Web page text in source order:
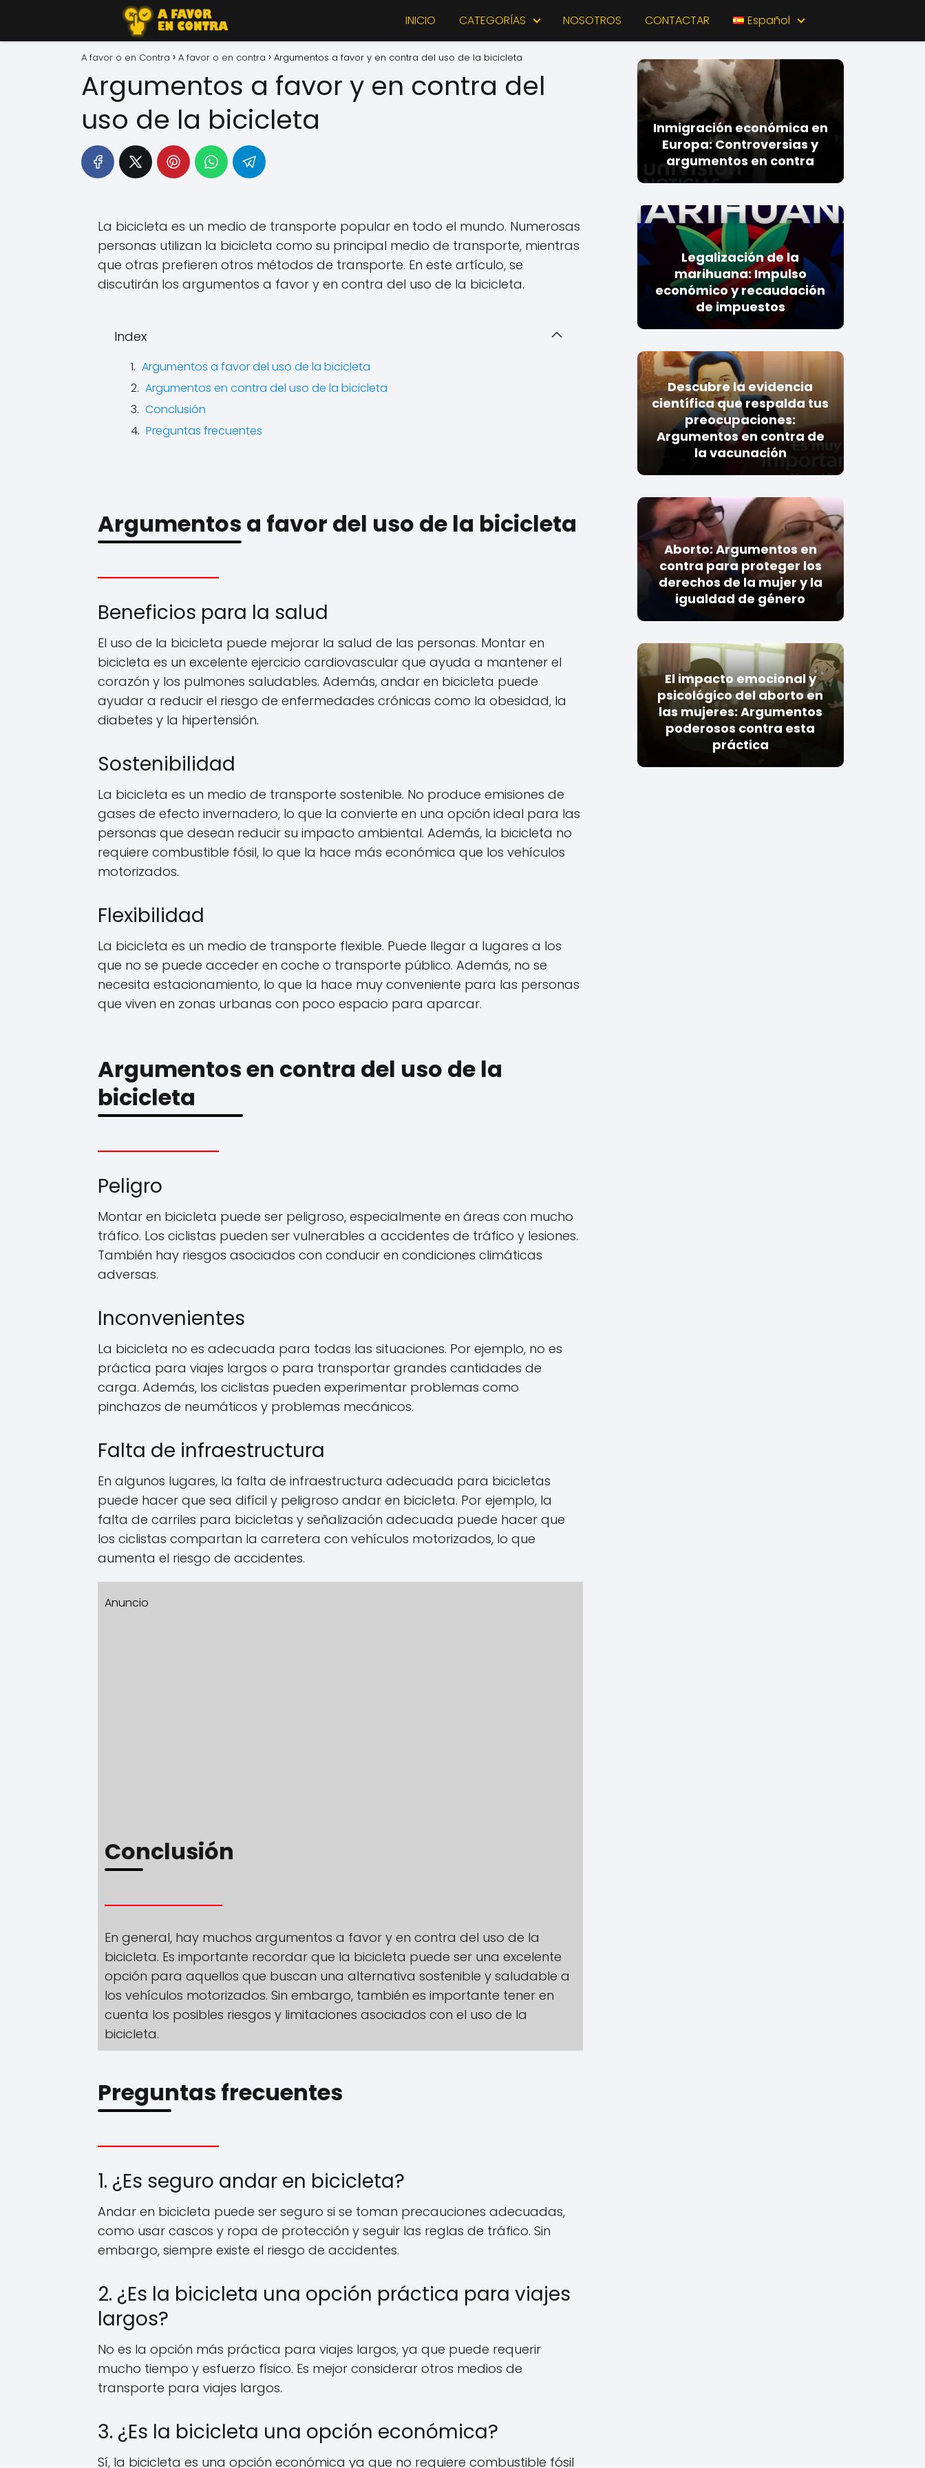
INICIO CATEGORÍAS NOSOTROS CONTACTAR Español
A favor o en Contra A favor o en contra Argumentos a favor y en contra del uso de la bicicleta
Argumentos a favor y en contra del
uso de la bicicleta
La bicicleta es un medio de transporte popular en todo el mundo. Numerosas
personas utilizan la bicicleta como su principal medio de transporte, mientras
que otras prefieren otros métodos de transporte. En este artículo, se
discutirán los argumentos a favor y en contra del uso de la bicicleta.
Index
Argumentos a favor del uso de la bicicleta
Argumentos en contra del uso de la bicicleta
Conclusión
Preguntas frecuentes
Argumentos a favor del uso de la bicicleta
Beneficios para la salud
El uso de la bicicleta puede mejorar la salud de las personas. Montar en
bicicleta es un excelente ejercicio cardiovascular que ayuda a mantener el
corazón y los pulmones saludables. Además, andar en bicicleta puede
ayudar a reducir el riesgo de enfermedades crónicas como la obesidad, la
diabetes y la hipertensión.
Sostenibilidad
La bicicleta es un medio de transporte sostenible. No produce emisiones de
gases de efecto invernadero, lo que la convierte en una opción ideal para las
personas que desean reducir su impacto ambiental. Además, la bicicleta no
requiere combustible fósil, lo que la hace más económica que los vehículos
motorizados.
Flexibilidad
La bicicleta es un medio de transporte flexible. Puede llegar a lugares a los
que no se puede acceder en coche o transporte público. Además, no se
necesita estacionamiento, lo que la hace muy conveniente para las personas
que viven en zonas urbanas con poco espacio para aparcar.
Argumentos en contra del uso de la
bicicleta
Peligro
Montar en bicicleta puede ser peligroso, especialmente en áreas con mucho
tráfico. Los ciclistas pueden ser vulnerables a accidentes de tráfico y lesiones.
También hay riesgos asociados con conducir en condiciones climáticas
adversas.
Inconvenientes
La bicicleta no es adecuada para todas las situaciones. Por ejemplo, no es
práctica para viajes largos o para transportar grandes cantidades de
carga. Además, los ciclistas pueden experimentar problemas como
pinchazos de neumáticos y problemas mecánicos.
Falta de infraestructura
En algunos lugares, la falta de infraestructura adecuada para bicicletas
puede hacer que sea difícil y peligroso andar en bicicleta. Por ejemplo, la
falta de carriles para bicicletas y señalización adecuada puede hacer que
los ciclistas compartan la carretera con vehículos motorizados, lo que
aumenta el riesgo de accidentes.
Anuncio
Conclusión
En general, hay muchos argumentos a favor y en contra del uso de la
bicicleta. Es importante recordar que la bicicleta puede ser una excelente
opción para aquellos que buscan una alternativa sostenible y saludable a
los vehículos motorizados. Sin embargo, también es importante tener en
cuenta los posibles riesgos y limitaciones asociados con el uso de la
bicicleta.
Preguntas frecuentes
1. ¿Es seguro andar en bicicleta?
Andar en bicicleta puede ser seguro si se toman precauciones adecuadas,
como usar cascos y ropa de protección y seguir las reglas de tráfico. Sin
embargo, siempre existe el riesgo de accidentes.
2. ¿Es la bicicleta una opción práctica para viajes
largos?
No es la opción más práctica para viajes largos, ya que puede requerir
mucho tiempo y esfuerzo físico. Es mejor considerar otros medios de
transporte para viajes largos.
3. ¿Es la bicicleta una opción económica?
Sí, la bicicleta es una opción económica ya que no requiere combustible fósil
Inmigración económica en
Europa: Controversias y
argumentos en contra
Legalización de la
marihuana: Impulso
económico y recaudación
de impuestos
Descubre la evidencia
científica que respalda tus
preocupaciones:
Argumentos en contra de
la vacunación
Aborto: Argumentos en
contra para proteger los
derechos de la mujer y la
igualdad de género
El impacto emocional y
psicológico del aborto en
las mujeres: Argumentos
poderosos contra esta
práctica